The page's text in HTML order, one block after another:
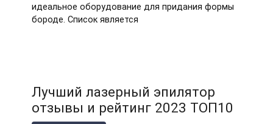
идеальное оборудование для придания формы
бороде. Список является
Лучший лазерный эпилятор
отзывы и рейтинг 2023 ТОП10